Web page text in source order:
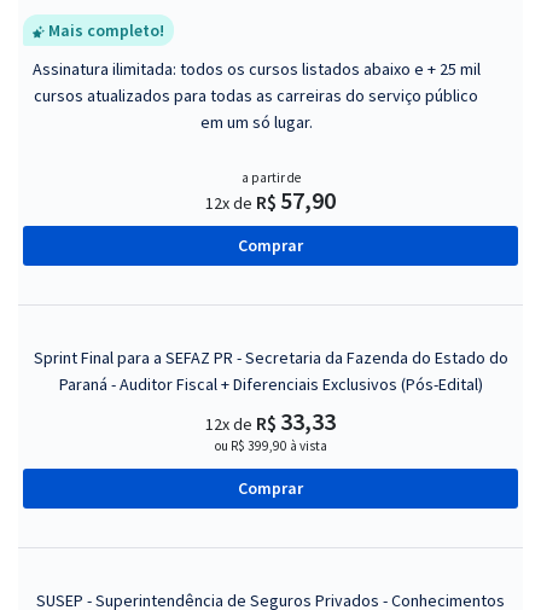
Mais completo!
Assinatura ilimitada: todos os cursos listados abaixo e + 25 mil
cursos atualizados para todas as carreiras do serviço público
em um só lugar.
a partir de
12x de R$ 57,90
Comprar
Sprint Final para a SEFAZ PR - Secretaria da Fazenda do Estado do
Paraná - Auditor Fiscal + Diferenciais Exclusivos (Pós-Edital)
12x de R$ 33,33
ou R$ 399,90 à vista
Comprar
SUSEP - Superintendência de Seguros Privados - Conhecimentos